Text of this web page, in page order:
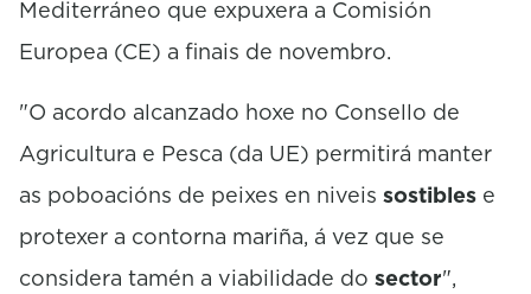
Mediterráneo que expuxera a Comisión
Europea (CE) a finais de novembro.
"O acordo alcanzado hoxe no Consello de
Agricultura e Pesca (da UE) permitirá manter
as poboacións de peixes en niveis sostibles e
protexer a contorna mariña, á vez que se
considera tamén a viabilidade do sector",